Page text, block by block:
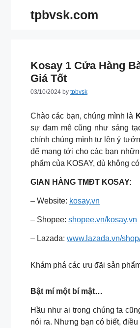
tpbvsk.com
Kosay 1 Cửa Hàng
Giá Tốt
03/10/2024 by tpbvsk
Chào các bạn, chúng mình là
sự đam mê cũng như sáng
chính chúng mình tự lên ý
để mang tới cho các bạn
phẩm của KOSAY, dù không
GIAN HÀNG TMĐT KOSAY:
– Website: kosay.vn
– Shopee: shopee.vn/kosay.vn
– Lazada: www.lazada.vn/
Khám phá các ưu đãi sản
Bật mí một bí mật…
Hầu như ai trong chúng ta
nói ra. Nhưng bạn có biết,